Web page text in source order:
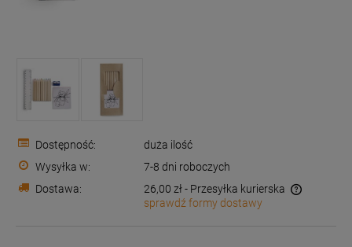
Dostępność:
duża ilość
Wysyłka w:
7-8 dni roboczych
Dostawa:
26,00 zł- Przesyłka kurierska
Cena nie zawiera ewentualnych kosztów płatności
sprawdź formy dostawy